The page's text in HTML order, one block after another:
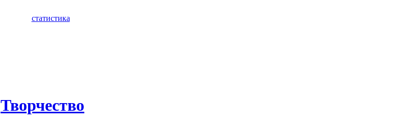
статистика
Творчество